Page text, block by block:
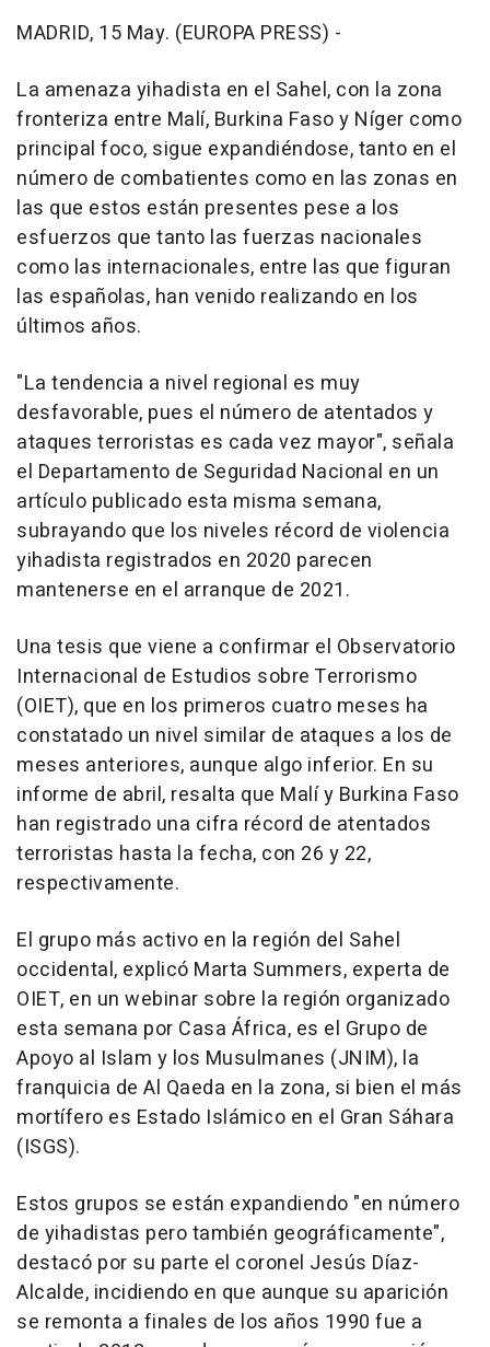
MADRID, 15 May. (EUROPA PRESS) -
La amenaza yihadista en el Sahel, con la zona
fronteriza entre Malí, Burkina Faso y Níger como
principal foco, sigue expandiéndose, tanto en el
número de combatientes como en las zonas en
las que estos están presentes pese a los
esfuerzos que tanto las fuerzas nacionales
como las internacionales, entre las que figuran
las españolas, han venido realizando en los
últimos años.
"La tendencia a nivel regional es muy
desfavorable, pues el número de atentados y
ataques terroristas es cada vez mayor", señala
el Departamento de Seguridad Nacional en un
artículo publicado esta misma semana,
subrayando que los niveles récord de violencia
yihadista registrados en 2020 parecen
mantenerse en el arranque de 2021.
Una tesis que viene a confirmar el Observatorio
Internacional de Estudios sobre Terrorismo
(OIET), que en los primeros cuatro meses ha
constatado un nivel similar de ataques a los de
meses anteriores, aunque algo inferior. En su
informe de abril, resalta que Malí y Burkina Faso
han registrado una cifra récord de atentados
terroristas hasta la fecha, con 26 y 22,
respectivamente.
El grupo más activo en la región del Sahel
occidental, explicó Marta Summers, experta de
OIET, en un webinar sobre la región organizado
esta semana por Casa África, es el Grupo de
Apoyo al Islam y los Musulmanes (JNIM), la
franquicia de Al Qaeda en la zona, si bien el más
mortífero es Estado Islámico en el Gran Sáhara
(ISGS).
Estos grupos se están expandiendo "en número
de yihadistas pero también geográficamente",
destacó por su parte el coronel Jesús Díaz-
Alcalde, incidiendo en que aunque su aparición
se remonta a finales de los años 1990 fue a